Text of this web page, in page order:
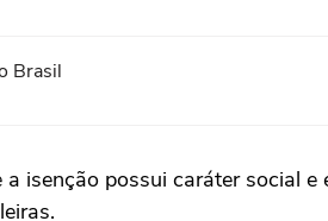
Brasil
isenção possui caráter social